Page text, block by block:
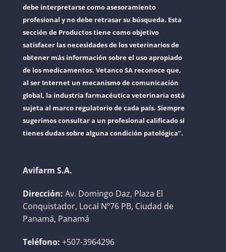
debe interpretarse como asesoramiento
profesional y no debe retrasar su búsqueda. Esta
sección de Productos tiene como objetivo
satisfacer las necesidades de los veterinarios de
obtener más información sobre el uso apropiado
de los medicamentos. Vetanco SA reconoce que,
al ser Internet un mecanismo de comunicación
global, la industria farmacéutica veterinaria está
sujeta al marco regulatorio de cada país. Siempre
sugerimos consultar a un profesional calificado si
tienes dudas sobre alguna condición patológica”.
Avifarm S.A.
Dirección: Av. Domingo Daz, Plaza El
Conquistador, Local Nº76 PB, Ciudad de
Panamá, Panamá
Teléfono: +507-3964296